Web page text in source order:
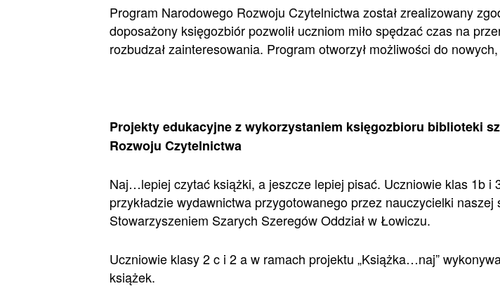
Program Narodowego Rozwoju Czytelnictwa został zrealizowany
doposażony księgozbiór pozwolił uczniom miło spędzać czas na
rozbudzał zainteresowania. Program otworzył możliwości do
Projekty edukacyjne z wykorzystaniem księgozbioru biblioteki
Rozwoju Czytelnictwa
Naj…lepiej czytać książki, a jeszcze lepiej pisać. Uczniowie klas 1b i
przykładzie wydawnictwa przygotowanego przez nauczycielki
Stowarzyszeniem Szarych Szeregów Oddział w Łowiczu.
Uczniowie klasy 2 c i 2 a w ramach projektu „Książka…naj”
książek.